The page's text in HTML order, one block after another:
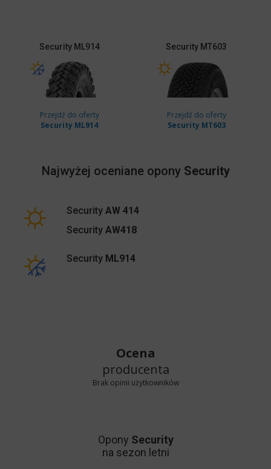
SecurityML914
Przejdź do oferty
Security ML914
Security MT603
Przejdź do oferty
Security MT603
Najwyżej oceniane opony Security
Security AW 414
Security AW418
Security ML914
Ocena
producenta
Brak opinii użytkowników
Opony Security
na sezon letni